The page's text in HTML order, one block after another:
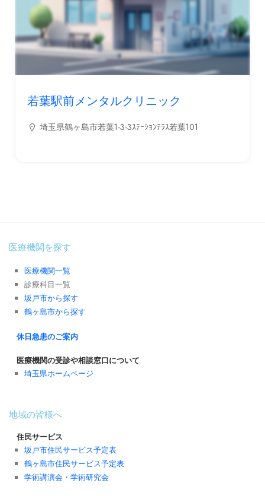
若葉駅前メンタルクリニック
埼玉県鶴ヶ島市若葉1-3-3ｽﾃｰｼｮﾝﾃﾗｽ若葉101
医療機関を探す
医療機関一覧
診療科目一覧
坂戸市から探す
鶴ヶ島市から探す
休日急患のご案内
医療機関の受診や相談窓口について
埼玉県ホームページ
地域の皆様へ
住民サービス
坂戸市住民サービス予定表
鶴ヶ島市住民サービス予定表
学術講演会・学術研究会